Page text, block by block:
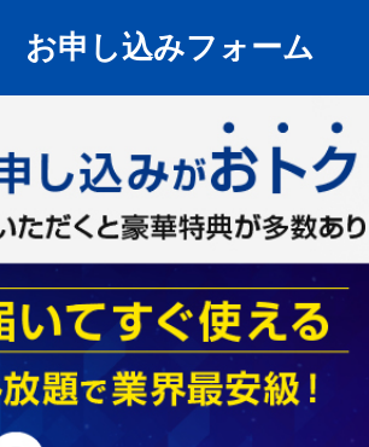
お申し込みフォーム